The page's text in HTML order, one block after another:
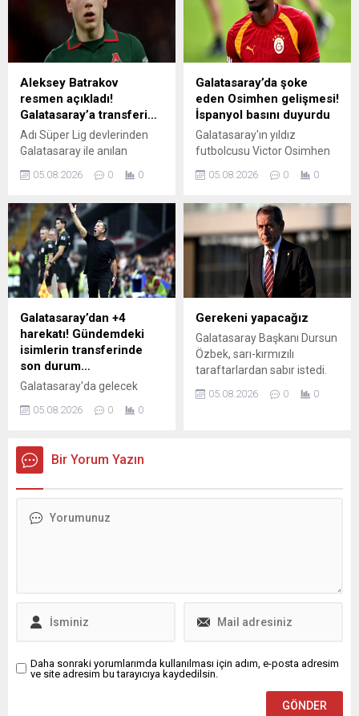
giyen 2007 doğumlu stoper
Karim Coulibaly için resmi
teklif yaptığı iddia edildi.
Moskova'dan 21 yaşındaki
Aleksey Batrakov ve
Porto'dan 19 yaşındaki
Rodrigo Mora listede dikkat
çekiyor. Can Uzun için
Eintracht Frankfurt'a 40
milyon euroyu...
Aleksey Batrakov
resmen açıkladı!
Galatasaray’a transferi…
Adı Süper Lig devlerinden
Galatasaray ile anılan
Aleksey Batrakov ile ilgili
sıcak gelişmeler yaşanıyor.
sarı-kırmızılılara transfer
durumuna dair flaş açıklama
geldi. İşte detaylar...
05.08.2026 0 0
Galatasaray’da şoke
eden Osimhen gelişmesi!
İspanyol basını duyurdu
Galatasaray'ın yıldız
futbolcusu Victor Osimhen
hakkında flaş transfer
iddiaları gündeme geliyor.
basınında yer alan o habere
göre menajerlerin Osimhen'i
Atletico Madrid'e önerdiği ve
Nijeryalı golcünün maaşında
ciddi bir indirime gitmeye
hazır olduğu iddia edildi. İşte
detaylar... (GS SPOR
05.08.2026 0 0
Galatasaray’dan +4
harekatı! Gündemdeki
isimlerin transferinde
son durum…
Galatasaray'da gelecek
çalışmaları sürüyor. Şimdiye
Lesley Ugochukwu'yu kiralık
olarak kadrosuna katan sarı-
kontenjanı için 2 ismi daha
detaylar... (GS SPOR
05.08.2026 0 0
Gerekeni yapacağız
Galatasaray Başkanı Dursun
Özbek, sarı-kırmızılı
taraftarlardan sabır istedi.
05.08.2026 0 0
Bir Yorum Yazın
Daha sonraki yorumlarımda kullanılması için adım, e-posta adresim
ve site adresim bu tarayıcıya kaydedilsin.